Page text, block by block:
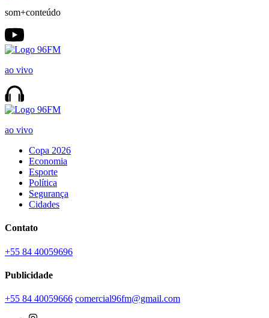
som+conteúdo
ao vivo
ao vivo
Copa 2026
Economia
Esporte
Política
Segurança
Cidades
Contato
+55 84 40059696
Publicidade
+55 84 40059666 comercial96fm@gmail.com